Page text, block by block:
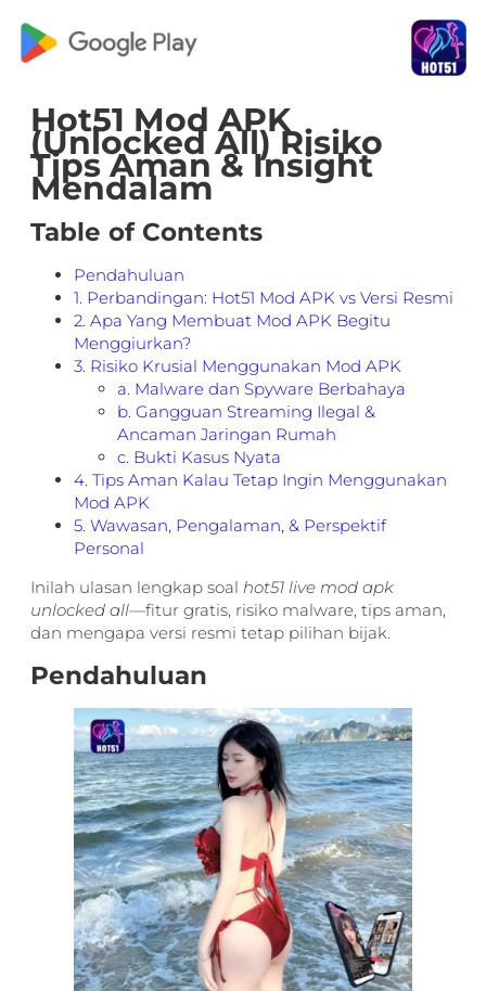
Hot51 Mod APK
(Unlocked All) Risiko
Tips Aman & Insight
Mendalam
Table of Contents
Pendahuluan
1. Perbandingan: Hot51 Mod APK vs Versi Resmi
2. Apa Yang Membuat Mod APK Begitu
Menggiurkan?
3. Risiko Krusial Menggunakan Mod APK
a. Malware dan Spyware Berbahaya
b. Gangguan Streaming Ilegal &
Ancaman Jaringan Rumah
c. Bukti Kasus Nyata
4. Tips Aman Kalau Tetap Ingin Menggunakan
Mod APK
5. Wawasan, Pengalaman, & Perspektif
Personal
Inilah ulasan lengkap soal hot51 live mod apk
unlocked all—fitur gratis, risiko malware, tips aman,
dan mengapa versi resmi tetap pilihan bijak.
Pendahuluan